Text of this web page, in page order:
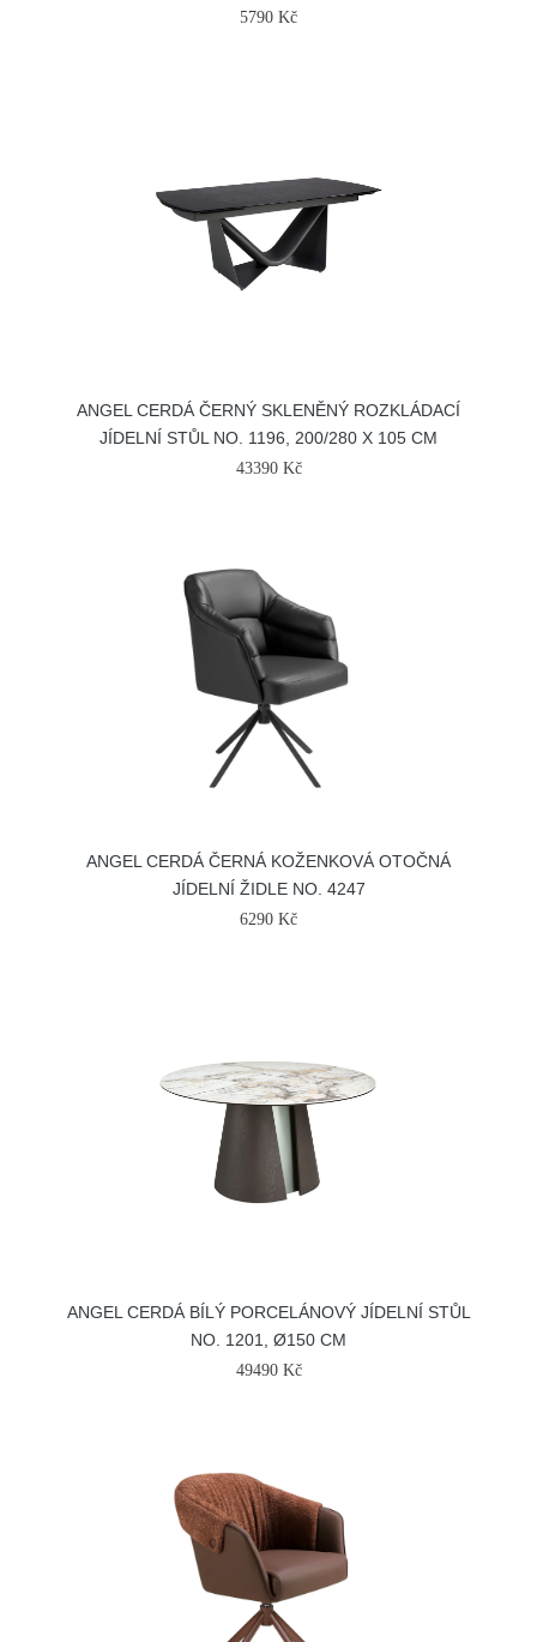
5790 Kč
ANGEL CERDÁ ČERNÝ SKLENĚNÝ ROZKLÁDACÍ
JÍDELNÍ STŮL NO. 1196, 200/280 X 105 CM
43390 Kč
ANGEL CERDÁ ČERNÁ KOŽENKOVÁ OTOČNÁ
JÍDELNÍ ŽIDLE NO. 4247
6290 Kč
ANGEL CERDÁ BÍLÝ PORCELÁNOVÝ JÍDELNÍ STŮL
NO. 1201, Ø150 CM
49490 Kč